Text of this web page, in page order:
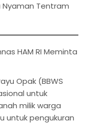
Nyaman Tentram
HAM RI Meminta
Opak (BBWS
untuk
milik warga
untuk pengukuran